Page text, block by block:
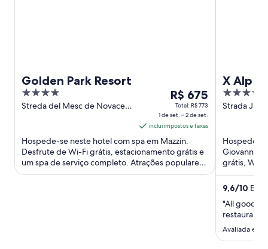
Golden Park Resort
4
out
Streda del Mesc de Novacela
O
preço
é
de
R$ 675
por
diária
R$ 675
Total: R$ 773
1 de set. – 2 de set.
inclui impostos e taxas
Hospede-se neste hotel com spa em Mazzin.
Desfrute de Wi-Fi grátis, estacionamento grátis e
um spa de serviço completo. Atrações populares
como Bondinho de Col ...
X Alp
4
out
Strada
Hospede-
Giovanni di
grátis, Wi-
suas
9,6/10
"All good!
restaurants
Avaliada em